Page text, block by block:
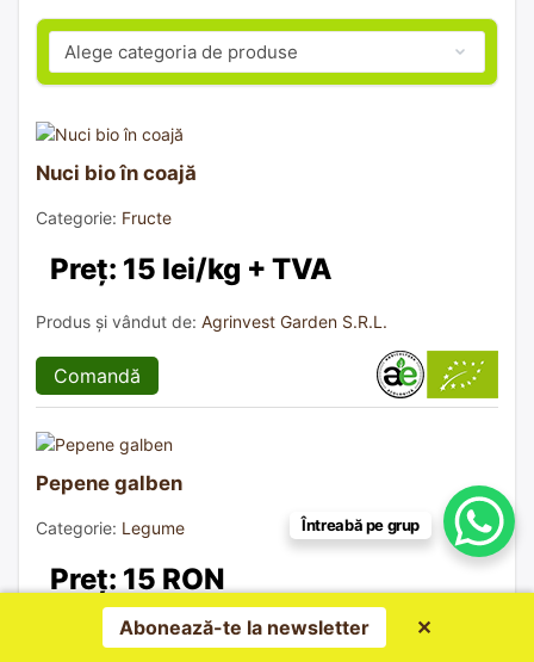
Nuci bio în coajă
Categorie: Fructe
Preț: 15 lei/kg + TVA
Produs și vândut de: Agrinvest Garden S.R.L.
Comandă
Pepene galben
Categorie: Legume
Preț: 15 RON
Produs și vândut de:Gheorghe Cezar Alexandru P.F.A.
Abonează-te la newsletter ✕
Întreabă pe grup